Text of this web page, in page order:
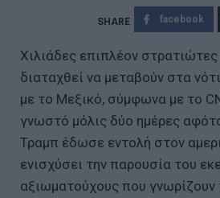
facebook
Χιλιάδες επιπλέον
διαταχθεί να μεταβούν στα
με το Μεξικό, σύμφωνα με το
γνωστό μόλις δύο ημέρες
Τραμπ έδωσε εντολή στον
ενισχύσει την παρουσία του
αξιωματούχους που γνωρίζουν